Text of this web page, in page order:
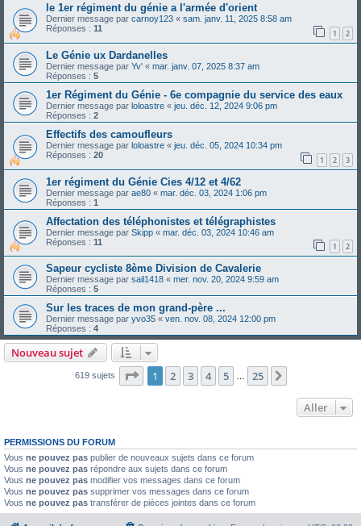
le 1er régiment du génie a l'armée d'orient
Dernier message par carnoy123 « sam. janv. 11, 2025 8:58 am
Réponses : 11 1 2
Le Génie ux Dardanelles
Dernier message par Yv' « mar. janv. 07, 2025 8:37 am
Réponses : 5
1er Régiment du Génie - 6e compagnie du service des eaux
Dernier message par loloastre « jeu. déc. 12, 2024 9:06 pm
Réponses : 2
Effectifs des camoufleurs
Dernier message par loloastre « jeu. déc. 05, 2024 10:34 pm
Réponses : 20 1 2 3
1er régiment du Génie Cies 4/12 et 4/62
Dernier message par ae80 « mar. déc. 03, 2024 1:06 pm
Réponses : 1
Affectation des téléphonistes et télégraphistes
Dernier message par Skipp « mar. déc. 03, 2024 10:46 am
Réponses : 11 1 2
Sapeur cycliste 8ème Division de Cavalerie
Dernier message par sail1418 « mer. nov. 20, 2024 9:59 am
Réponses : 5
Sur les traces de mon grand-père ...
Dernier message par yvo35 « ven. nov. 08, 2024 12:00 pm
Réponses : 4
Nouveau sujet
619 sujets Page 1sur25
1 2 3 4 5 … 25
Aller
PERMISSIONS DU FORUM
Vous ne pouvez pas publier de nouveaux sujets dans ce forum
Vous ne pouvez pas répondre aux sujets dans ce forum
Vous ne pouvez pas modifier vos messages dans ce forum
Vous ne pouvez pas supprimer vos messages dans ce forum
Vous ne pouvez pas transférer de pièces jointes dans ce forum